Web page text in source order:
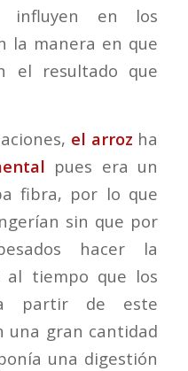
influyen en los
la manera en que
el resultado que
el arroz ha
pues era un
fibra, por lo que
sin que por
hacer la
al tiempo que los
partir de este
una gran cantidad
una digestión